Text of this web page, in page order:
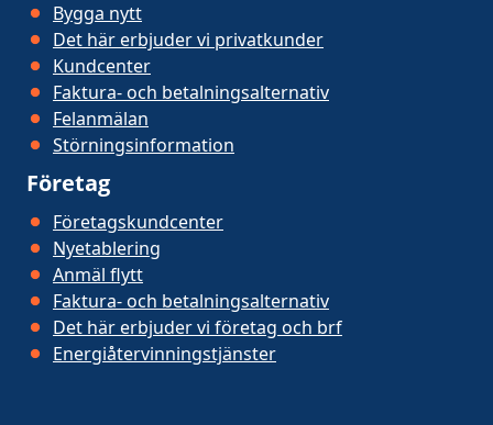
Bygga nytt
Det här erbjuder vi privatkunder
Kundcenter
Faktura- och betalningsalternativ
Felanmälan
Störningsinformation
Företag
Företagskundcenter
Nyetablering
Anmäl flytt
Faktura- och betalningsalternativ
Det här erbjuder vi företag och brf
Energiåtervinningstjänster